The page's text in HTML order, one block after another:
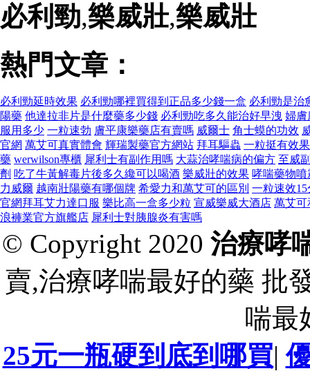
必利勁,樂威壯,樂威壯
熱門文章：
必利勁延時效果 必利勁哪裡買得到正品多少錢一盒 必利勁是治
陽藥 他達拉非片是什麼藥多少錢 必利勁吃多久能治好早洩 婦膚
服用多少 一粒速勃 膚平康樂藥店有賣嗎 威爾士 角士蟆的功效
官網 萬艾可真實體會 輝瑞製藥官方網站 拜耳驅蟲 一粒挺有效
藥 werwilson專櫃 犀利士有副作用嗎 大蒜治哮喘病的偏方 至威
劑 吃了牛黃解毒片後多久纔可以喝酒 樂威壯的效果 哮喘藥物
力威爾 越南壯陽藥有哪個牌 希愛力和萬艾可的區別 一粒速效
官網拜耳艾力達口服 樂比高一盒多少粒 宣威樂威大酒店 萬艾可
浪褲業官方旗艦店 犀利士對胰腺炎有害嗎
© Copyright 2020 治療哮
賣,治療哮喘最好的藥 批
喘最
25元一瓶硬到底到哪買|